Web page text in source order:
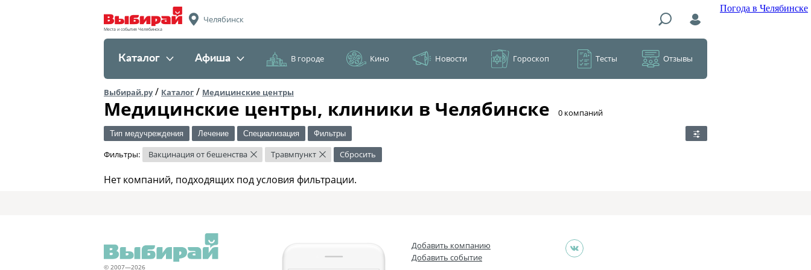
Погода в Челябинске
Места и события Челябинска
Челябинск
Каталог Афиша В городе Кино Новости Гороскоп Тесты Отзывы
Выбирай.ру/ Каталог / Медицинские центры
Медицинские центры, клиники в Челябинске ​0 компаний
Тип медучреждения Лечение Специализация Фильтры
Фильтры: Вакцинация от бешенства × Травмпункт × Сбросить
Нет компаний, подходящих под условия фильтрации.
© 2007—2026
Добавить компанию
Добавить событие